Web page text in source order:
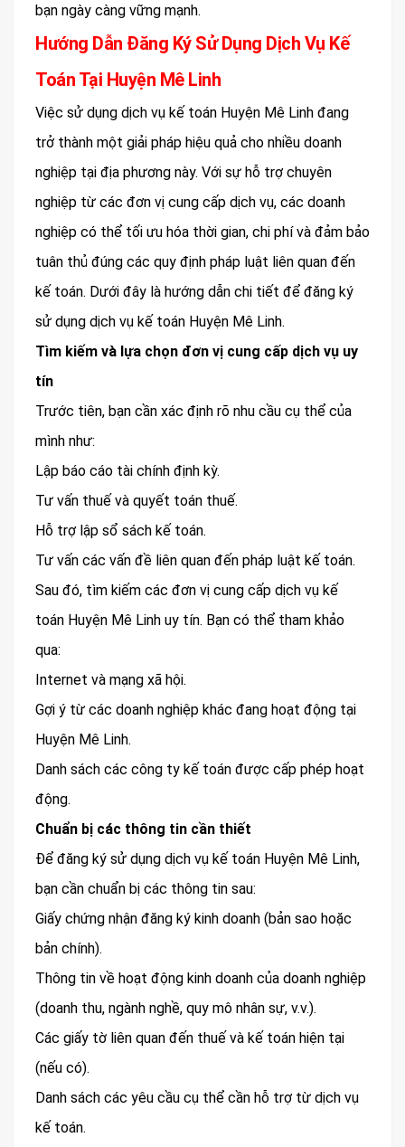
bạn ngày càng vững mạnh.
Hướng Dẫn Đăng Ký Sử Dụng Dịch Vụ Kế
Toán Tại Huyện Mê Linh
Việc sử dụng dịch vụ kế toán Huyện Mê Linh đang
trở thành một giải pháp hiệu quả cho nhiều doanh
nghiệp tại địa phương này. Với sự hỗ trợ chuyên
nghiệp từ các đơn vị cung cấp dịch vụ, các doanh
nghiệp có thể tối ưu hóa thời gian, chi phí và đảm bảo
tuân thủ đúng các quy định pháp luật liên quan đến
kế toán. Dưới đây là hướng dẫn chi tiết để đăng ký
sử dụng dịch vụ kế toán Huyện Mê Linh.
Tìm kiếm và lựa chọn đơn vị cung cấp dịch vụ uy
tín
Trước tiên, bạn cần xác định rõ nhu cầu cụ thể của
mình như:
Lập báo cáo tài chính định kỳ.
Tư vấn thuế và quyết toán thuế.
Hỗ trợ lập sổ sách kế toán.
Tư vấn các vấn đề liên quan đến pháp luật kế toán.
Sau đó, tìm kiếm các đơn vị cung cấp dịch vụ kế
toán Huyện Mê Linh uy tín. Bạn có thể tham khảo
qua:
Internet và mạng xã hội.
Gợi ý từ các doanh nghiệp khác đang hoạt động tại
Huyện Mê Linh.
Danh sách các công ty kế toán được cấp phép hoạt
động.
Chuẩn bị các thông tin cần thiết
Để đăng ký sử dụng dịch vụ kế toán Huyện Mê Linh,
bạn cần chuẩn bị các thông tin sau:
Giấy chứng nhận đăng ký kinh doanh (bản sao hoặc
bản chính).
Thông tin về hoạt động kinh doanh của doanh nghiệp
(doanh thu, ngành nghề, quy mô nhân sự, v.v.).
Các giấy tờ liên quan đến thuế và kế toán hiện tại
(nếu có).
Danh sách các yêu cầu cụ thể cần hỗ trợ từ dịch vụ
kế toán.